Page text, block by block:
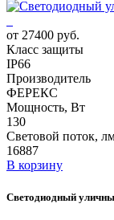
от 27400 руб.
Класс защиты
IP66
Производитель
ФЕРЕКС
Мощность, Вт
130
Световой поток,
16887
В корзину
Светодиодный